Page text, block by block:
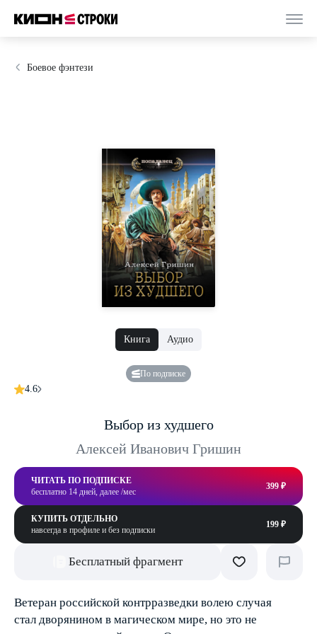
Боевое фэнтези
Книга Аудио
По подписке
4.6
Выбор из худшего
Алексей Иванович Гришин
ЧИТАТЬ ПО ПОДПИСКЕ
бесплатно 14 дней, далее /мес
399 ₽
КУПИТЬ ОТДЕЛЬНО
навсегда в профиле и без подписки
199 ₽
Бесплатный фрагмент
Ветеран российской контрразведки волею случая
стал дворянином в магическом мире, но это не